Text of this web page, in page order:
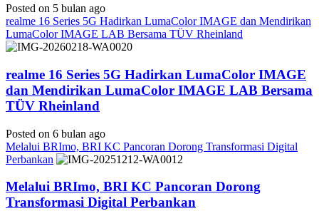
Posted on 5 bulan ago
realme 16 Series 5G Hadirkan LumaColor IMAGE dan Mendirikan
LumaColor IMAGE LAB Bersama TÜV Rheinland
realme 16 Series 5G Hadirkan LumaColor IMAGE
dan Mendirikan LumaColor IMAGE LAB Bersama
TÜV Rheinland
Posted on 6 bulan ago
Melalui BRImo, BRI KC Pancoran Dorong Transformasi Digital
Perbankan
Melalui BRImo, BRI KC Pancoran Dorong
Transformasi Digital Perbankan